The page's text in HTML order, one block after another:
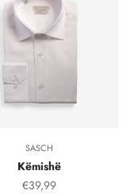
SASCH
Këmishë
Çmimi i shitjes, çmimi
€39,99